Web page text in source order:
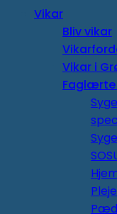
Vikar
Bliv vikar
Vikar i
Faglærte